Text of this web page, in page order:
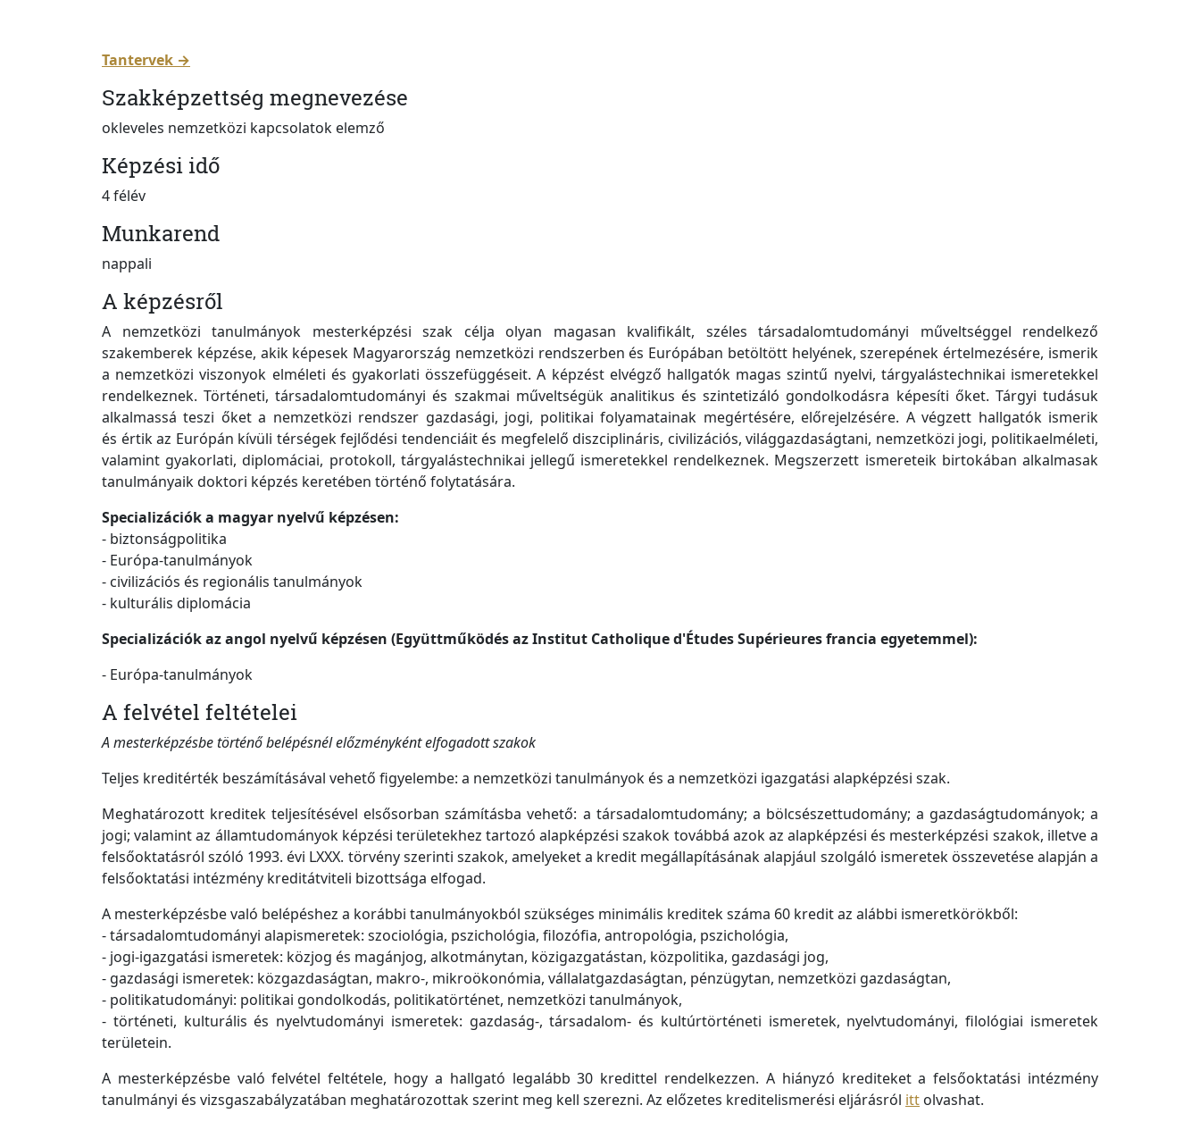
Tantervek →
Szakképzettség megnevezése
okleveles nemzetközi kapcsolatok elemző
Képzési idő
4 félév
Munkarend
nappali
A képzésről
A nemzetközi tanulmányok mesterképzési szak célja olyan magasan kvalifikált, széles társadalomtudományi műveltséggel rendelkező
szakemberek képzése, akik képesek Magyarország nemzetközi rendszerben és Európában betöltött helyének, szerepének értelmezésére, ismerik
a nemzetközi viszonyok elméleti és gyakorlati összefüggéseit. A képzést elvégző hallgatók magas szintű nyelvi, tárgyalástechnikai ismeretekkel
rendelkeznek. Történeti, társadalomtudományi és szakmai műveltségük analitikus és szintetizáló gondolkodásra képesíti őket. Tárgyi tudásuk
alkalmassá teszi őket a nemzetközi rendszer gazdasági, jogi, politikai folyamatainak megértésére, előrejelzésére. A végzett hallgatók ismerik
és értik az Európán kívüli térségek fejlődési tendenciáit és megfelelő diszciplináris, civilizációs, világgazdaságtani, nemzetközi jogi, politikaelméleti,
valamint gyakorlati, diplomáciai, protokoll, tárgyalástechnikai jellegű ismeretekkel rendelkeznek. Megszerzett ismereteik birtokában alkalmasak
tanulmányaik doktori képzés keretében történő folytatására.
Specializációk a magyar nyelvű képzésen:
- biztonságpolitika
- Európa-tanulmányok
- civilizációs és regionális tanulmányok
- kulturális diplomácia
Specializációk az angol nyelvű képzésen (Együttműködés az Institut Catholique d'Études Supérieures francia egyetemmel):
- Európa-tanulmányok
A felvétel feltételei
A mesterképzésbe történő belépésnél előzményként elfogadott szakok
Teljes kreditérték beszámításával vehető figyelembe: a nemzetközi tanulmányok és a nemzetközi igazgatási alapképzési szak.
Meghatározott kreditek teljesítésével elsősorban számításba vehető: a társadalomtudomány; a bölcsészettudomány; a gazdaságtudományok; a
jogi; valamint az államtudományok képzési területekhez tartozó alapképzési szakok továbbá azok az alapképzési és mesterképzési szakok, illetve a
felsőoktatásról szóló 1993. évi LXXX. törvény szerinti szakok, amelyeket a kredit megállapításának alapjául szolgáló ismeretek összevetése alapján a
felsőoktatási intézmény kreditátviteli bizottsága elfogad.
A mesterképzésbe való belépéshez a korábbi tanulmányokból szükséges minimális kreditek száma 60 kredit az alábbi ismeretkörökből:
- társadalomtudományi alapismeretek: szociológia, pszichológia, filozófia, antropológia, pszichológia,
- jogi-igazgatási ismeretek: közjog és magánjog, alkotmánytan, közigazgatástan, közpolitika, gazdasági jog,
- gazdasági ismeretek: közgazdaságtan, makro-, mikroökonómia, vállalatgazdaságtan, pénzügytan, nemzetközi gazdaságtan,
- politikatudományi: politikai gondolkodás, politikatörténet, nemzetközi tanulmányok,
- történeti, kulturális és nyelvtudományi ismeretek: gazdaság-, társadalom- és kultúrtörténeti ismeretek, nyelvtudományi, filológiai ismeretek
területein.
A mesterképzésbe való felvétel feltétele, hogy a hallgató legalább 30 kredittel rendelkezzen. A hiányzó krediteket a felsőoktatási intézmény
tanulmányi és vizsgaszabályzatában meghatározottak szerint meg kell szerezni. Az előzetes kreditelismerési eljárásról itt olvashat.